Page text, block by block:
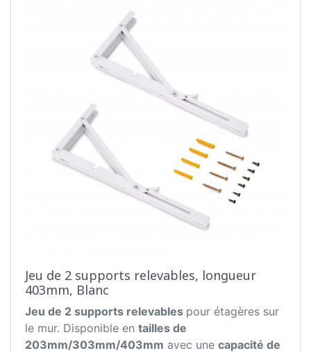
Jeu de 2 supports relevables, longueur
403mm, Blanc
Jeu de 2 supports relevables pour étagères sur
le mur. Disponible en tailles de
203mm/303mm/403mm avec une capacité de